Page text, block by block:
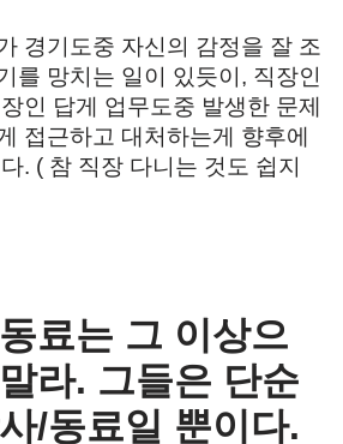
경기도중 자신의 감정을 잘 조
를 망치는 일이 있듯이, 직장인
인 답게 업무도중 발생한 문제
접근하고 대처하는게 향후에
. ( 참 직장 다니는 것도 쉽지
료는 그 이상으
라. 그들은 단순
/동료일 뿐이다.